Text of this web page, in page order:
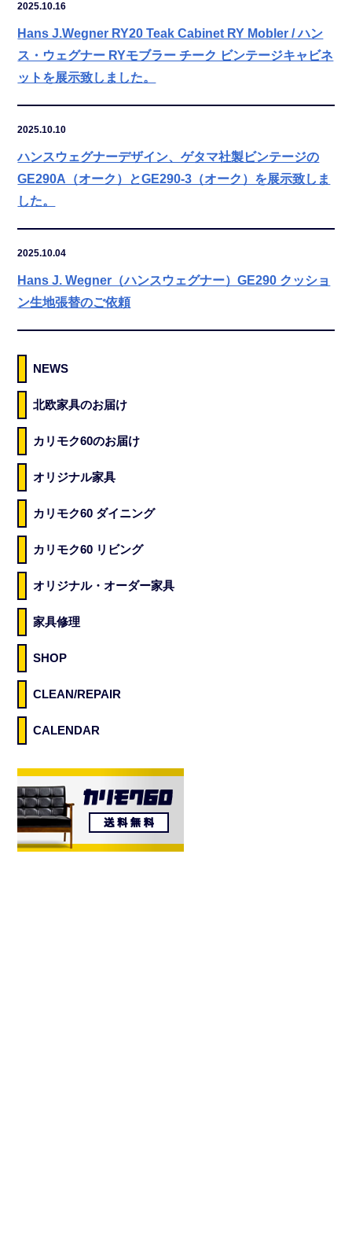
2025.10.16
Hans J.Wegner RY20 Teak Cabinet RY Mobler / ハン
ス・ウェグナー RYモブラー チーク ビンテージキャビネ
ットを展示致しました。
2025.10.10
ハンスウェグナーデザイン、ゲタマ社製ビンテージの
GE290A（オーク）とGE290-3（オーク）を展示致しま
した。
2025.10.04
Hans J. Wegner（ハンスウェグナー）GE290 クッショ
ン生地張替のご依頼
NEWS
北欧家具のお届け
カリモク60のお届け
オリジナル家具
カリモク60 ダイニング
カリモク60 リビング
オリジナル・オーダー家具
家具修理
SHOP
CLEAN/REPAIR
CALENDAR